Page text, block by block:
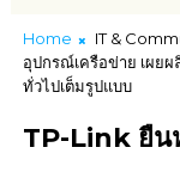
Home IT &
อุปกรณ์เครือข่าย เผย
ทั่วไปเต็มรูปแบบ
TP-Link ยืน